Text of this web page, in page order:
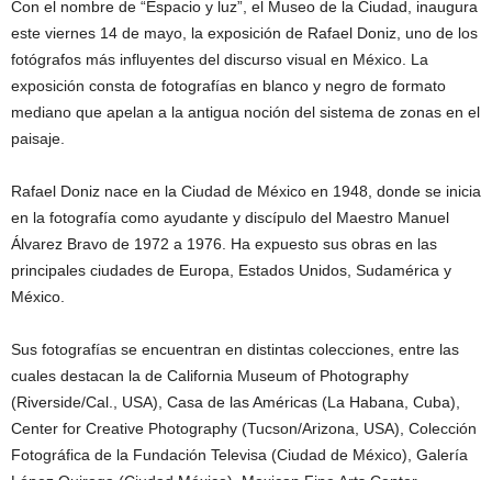
Con el nombre de “Espacio y luz”, el Museo de la Ciudad, inaugura
este viernes 14 de mayo, la exposición de Rafael Doniz, uno de los
fotógrafos más influyentes del discurso visual en México. La
exposición consta de fotografías en blanco y negro de formato
mediano que apelan a la antigua noción del sistema de zonas en el
paisaje.
Rafael Doniz nace en la Ciudad de México en 1948, donde se inicia
en la fotografía como ayudante y discípulo del Maestro Manuel
Álvarez Bravo de 1972 a 1976. Ha expuesto sus obras en las
principales ciudades de Europa, Estados Unidos, Sudamérica y
México.
Sus fotografías se encuentran en distintas colecciones, entre las
cuales destacan la de California Museum of Photography
(Riverside/Cal., USA), Casa de las Américas (La Habana, Cuba),
Center for Creative Photography (Tucson/Arizona, USA), Colección
Fotográfica de la Fundación Televisa (Ciudad de México), Galería